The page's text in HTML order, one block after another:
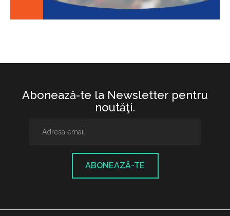
Abonează-te la Newsletter pentru
noutăţi.
ABONEAZĂ-TE